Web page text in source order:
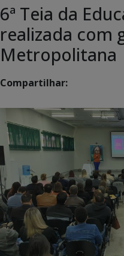
6ª Teia da
realizada com
Metropolitana
Compartilhar: